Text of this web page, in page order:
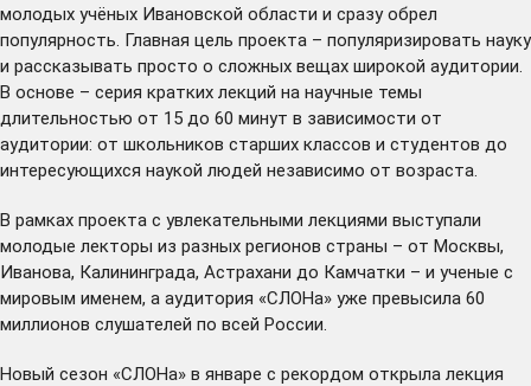
молодых учёных Ивановской области и сразу обрел
популярность. Главная цель проекта – популяризировать науку
и рассказывать просто о сложных вещах широкой аудитории.
В основе – серия кратких лекций на научные темы
длительностью от 15 до 60 минут в зависимости от
аудитории: от школьников старших классов и студентов до
интересующихся наукой людей независимо от возраста.
В рамках проекта с увлекательными лекциями выступали
молодые лекторы из разных регионов страны – от Москвы,
Иванова, Калининграда, Астрахани до Камчатки – и ученые с
мировым именем, а аудитория «СЛОНа» уже превысила 60
миллионов слушателей по всей России.
Новый сезон «СЛОНа» в январе с рекордом открыла лекция